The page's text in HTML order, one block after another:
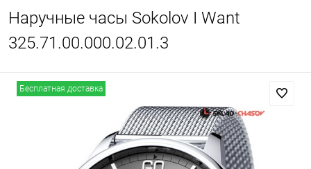
Наручные часы Sokolov I Want
325.71.00.000.02.01.3
Бесплатная доставка